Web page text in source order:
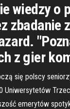
wiedzy
zbadanie
z gier
się polscy
emerytów